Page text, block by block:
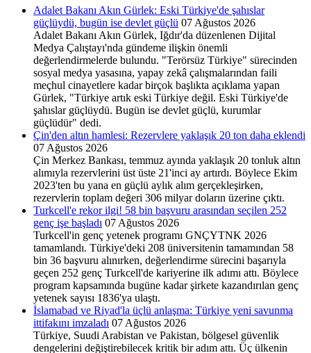
Görünüm
Adalet Bakanı Akın Gürlek: Eski Türkiye'de şahıslar
güçlüydü, bugün ise devlet güçlü 07 Ağustos 2026
Adalet Bakanı Akın Gürlek, Iğdır'da düzenlenen Dijital
Medya Çalıştayı'nda gündeme ilişkin önemli
değerlendirmelerde bulundu. "Terörsüz Türkiye" sürecinden
sosyal medya yasasına, yapay zekâ çalışmalarından faili
meçhul cinayetlere kadar birçok başlıkta açıklama yapan
Gürlek, "Türkiye artık eski Türkiye değil. Eski Türkiye'de
şahıslar güçlüydü. Bugün ise devlet güçlü, kurumlar
güçlüdür" dedi.
Çin'den altın hamlesi: Rezervlere yaklaşık 20 ton daha eklendi
07 Ağustos 2026
Çin Merkez Bankası, temmuz ayında yaklaşık 20 tonluk altın
alımıyla rezervlerini üst üste 21'inci ay artırdı. Böylece Ekim
2023'ten bu yana en güçlü aylık alım gerçekleşirken,
rezervlerin toplam değeri 306 milyar doların üzerine çıktı.
Turkcell'e rekor ilgi! 58 bin başvuru arasından seçilen 252
genç işe başladı 07 Ağustos 2026
Turkcell'in genç yetenek programı GNÇYTNK 2026
tamamlandı. Türkiye'deki 208 üniversitenin tamamından 58
bin 36 başvuru alınırken, değerlendirme sürecini başarıyla
geçen 252 genç Turkcell'de kariyerine ilk adımı attı. Böylece
program kapsamında bugüne kadar şirkete kazandırılan genç
yetenek sayısı 1836'ya ulaştı.
İslamabad ve Riyad'la üçlü anlaşma: Türkiye yeni savunma
ittifakını imzaladı 07 Ağustos 2026
Türkiye, Suudi Arabistan ve Pakistan, bölgesel güvenlik
dengelerini değiştirebilecek kritik bir adım attı. Üç ülkenin